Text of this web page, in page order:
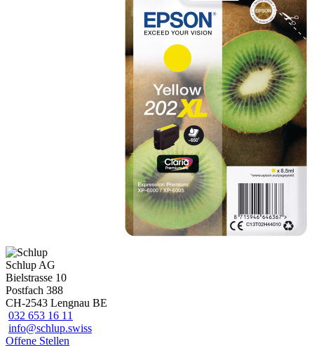
Schlup AG
Bielstrasse 10
Postfach 388
CH-2543 Lengnau BE
032 653 16 11
info@schlup.swiss
Offene Stellen